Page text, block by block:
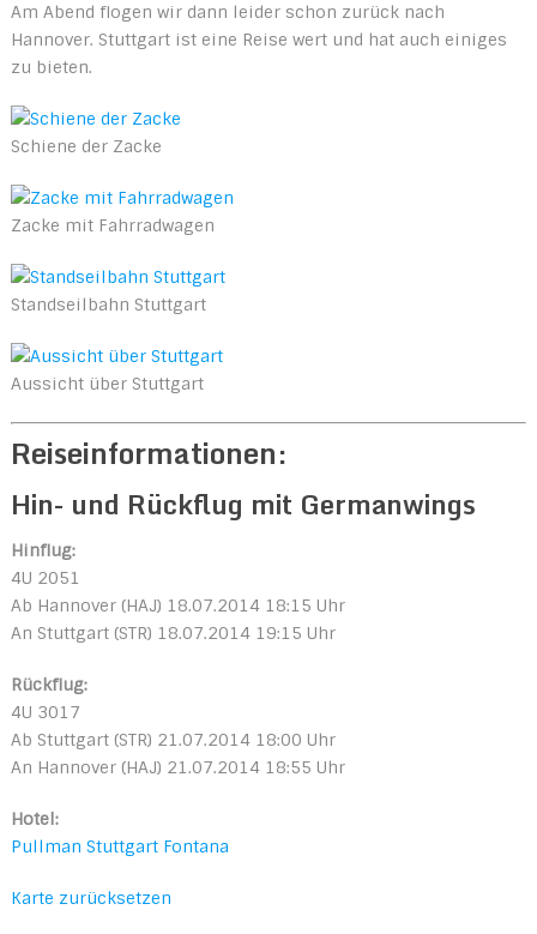
Am Abend flogen wir dann leider schon zurück nach
Hannover. Stuttgart ist eine Reise wert und hat auch einiges
zu bieten.
Schiene der Zacke
Zacke mit Fahrradwagen
Standseilbahn Stuttgart
Aussicht über Stuttgart
Reiseinformationen:
Hin- und Rückflug mit Germanwings
Hinflug:
4U 2051
Ab Hannover (HAJ) 18.07.2014 18:15 Uhr
An Stuttgart (STR) 18.07.2014 19:15 Uhr
Rückflug:
4U 3017
Ab Stuttgart (STR) 21.07.2014 18:00 Uhr
An Hannover (HAJ) 21.07.2014 18:55 Uhr
Hotel:
Pullman Stuttgart Fontana
Karte zurücksetzen